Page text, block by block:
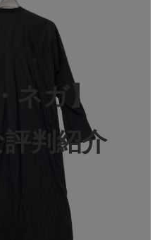
ネガ】
判紹介